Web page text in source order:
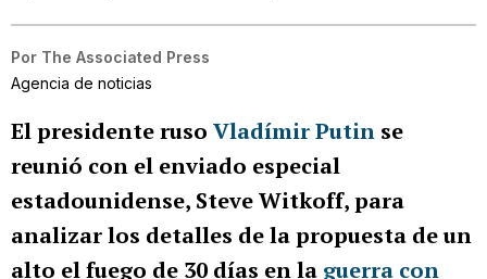
Por The Associated Press
Agencia de noticias
El presidente ruso Vladímir Putin se
reunió con el enviado especial
estadounidense, Steve Witkoff, para
analizar los detalles de la propuesta de un
alto el fuego de 30 días en la guerra con